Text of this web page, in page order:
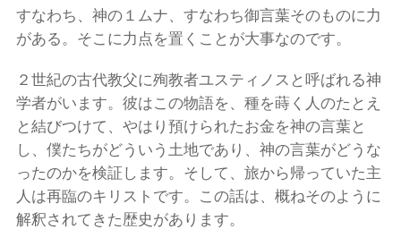
すなわち、神の１ムナ、すなわち御言葉そのものに力
がある。そこに力点を置くことが大事なのです。
２世紀の古代教父に殉教者ユスティノスと呼ばれる神
学者がいます。彼はこの物語を、種を蒔く人のたとえ
と結びつけて、やはり預けられたお金を神の言葉と
し、僕たちがどういう土地であり、神の言葉がどうな
ったのかを検証します。そして、旅から帰っていた主
人は再臨のキリストです。この話は、概ねそのように
解釈されてきた歴史があります。